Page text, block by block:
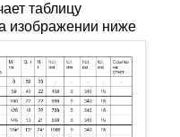
таблицу
изображении ниже